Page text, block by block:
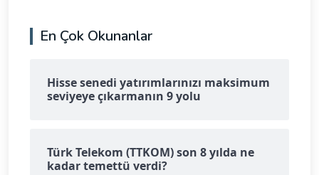
En Çok Okunanlar
Hisse senedi yatırımlarınızı maksimum
seviyeye çıkarmanın 9 yolu
Türk Telekom (TTKOM) son 8 yılda ne
kadar temettü verdi?